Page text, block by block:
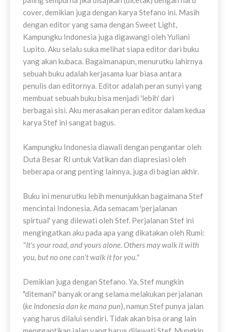
cover, demikian juga dengan karya Stefano ini. Masih
dengan editor yang sama dengan Sweet Light,
Kampungku Indonesia juga digawangi oleh Yuliani
Lupito. Aku selalu suka melihat siapa editor dari buku
yang akan kubaca. Bagaimanapun, menurutku lahirnya
sebuah buku adalah kerjasama luar biasa antara
penulis dan editornya. Editor adalah peran sunyi yang
membuat sebuah buku bisa menjadi 'lebih' dari
berbagai sisi. Aku merasakan peran editor dalam kedua
karya Stef ini sangat bagus.
Kampungku Indonesia diawali dengan pengantar oleh
Duta Besar RI untuk Vatikan dan diapresiasi oleh
beberapa orang penting lainnya, juga di bagian akhir.
Buku ini menurutku lebih menunjukkan bagaimana Stef
mencintai Indonesia. Ada semacam 'perjalanan
spirtual' yang dilewati oleh Stef. Perjalanan Stef ini
mengingatkan aku pada apa yang dikatakan oleh Rumi:
"It's your road, and yours alone. Others may walk it with
you, but no one can't walk it for you."
Demikian juga dengan Stefano. Ya, Stef mungkin
"ditemani" banyak orang selama melakukan perjalanan
(ke Indonesia dan ke mana pun), namun Stef punya jalan
yang harus dilalui sendiri. Tidak akan bisa orang lain